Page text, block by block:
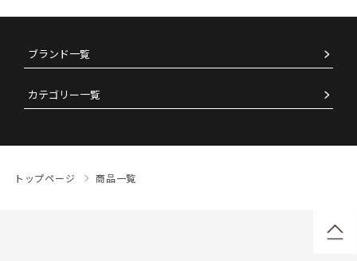
ブランド一覧
カテゴリー一覧
トップページ 商品一覧